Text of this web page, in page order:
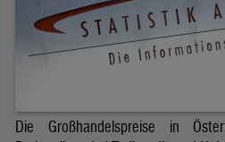
Die Großhandelspreise in